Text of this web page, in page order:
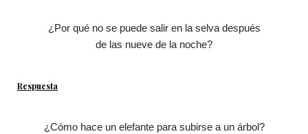
¿Por qué no se puede salir en la selva después
de las nueve de la noche?
Respuesta
¿Cómo hace un elefante para subirse a un árbol?